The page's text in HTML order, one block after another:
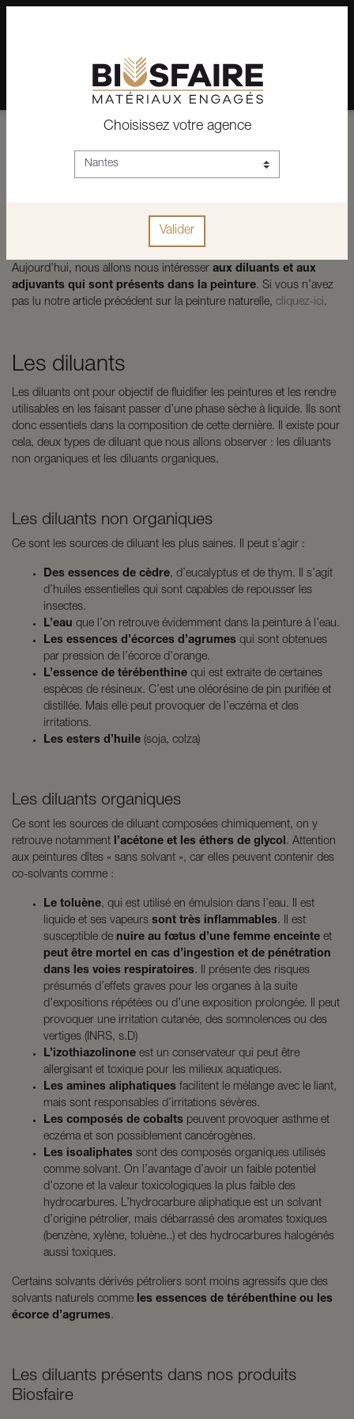
Depuis plus de 15 ans, conseil et vente de matériaux pour un
habitat pérenne.
Les diluants et adjuvants dans votre
Aujourd’hui, nous allons nous intéresser aux diluants et aux
adjuvants qui sont présents dans la peinture. Si vous n’avez
pas lu notre article précédent sur la peinture naturelle, cliquez-ici.
Les diluants
Les diluants ont pour objectif de fluidifier les peintures et les rendre
utilisables en les faisant passer d’une phase sèche à liquide. Ils sont
donc essentiels dans la composition de cette dernière. Il existe pour
cela, deux types de diluant que nous allons observer : les diluants
non organiques et les diluants organiques.
Les diluants non organiques
Ce sont les sources de diluant les plus saines. Il peut s’agir :
Des essences de cèdre, d’eucalyptus et de thym. Il s’agit
d’huiles essentielles qui sont capables de repousser les
insectes.
L’eau que l’on retrouve évidemment dans la peinture à l’eau.
Les essences d’écorces d’agrumes qui sont obtenues
par pression de l’écorce d’orange.
L’essence de térébenthine qui est extraite de certaines
espèces de résineux. C’est une oléorésine de pin purifiée et
distillée. Mais elle peut provoquer de l’eczéma et des
irritations.
Les esters d’huile (soja, colza)
Les diluants organiques
Ce sont les sources de diluant composées chimiquement, on y
retrouve notamment l’acétone et les éthers de glycol. Attention
aux peintures dîtes « sans solvant », car elles peuvent contenir des
co-solvants comme :
Le toluène, qui est utilisé en émulsion dans l’eau. Il est
liquide et ses vapeurs sont très inflammables. Il est
susceptible de nuire au fœtus d’une femme enceinte et
peut être mortel en cas d’ingestion et de pénétration
dans les voies respiratoires. Il présente des risques
présumés d’effets graves pour les organes à la suite
d’expositions répétées ou d’une exposition prolongée. Il peut
provoquer une irritation cutanée, des somnolences ou des
vertiges (INRS, s.D)
L’izothiazolinone est un conservateur qui peut être
allergisant et toxique pour les milieux aquatiques.
Les amines aliphatiques facilitent le mélange avec le liant,
mais sont responsables d’irritations sévères.
Les composés de cobalts peuvent provoquer asthme et
eczéma et son possiblement cancérogènes.
Les isoaliphates sont des composés organiques utilisés
comme solvant. On l’avantage d’avoir un faible potentiel
d’ozone et la valeur toxicologiques la plus faible des
hydrocarbures. L’hydrocarbure aliphatique est un solvant
d’origine pétrolier, mais débarrassé des aromates toxiques
(benzène, xylène, toluène..) et des hydrocarbures halogénés
aussi toxiques.
Certains solvants dérivés pétroliers sont moins agressifs que des
solvants naturels comme les essences de térébenthine ou les
écorce d’agrumes.
Les diluants présents dans nos produits
Biosfaire
Choisissez votre agence
Valider